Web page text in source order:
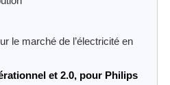
le marché de l’électricité en
et 2.0, pour Philips